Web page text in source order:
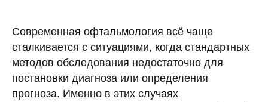
Современная офтальмология всё чаще
сталкивается с ситуациями, когда стандартных
методов обследования недостаточно для
постановки диагноза или определения
прогноза. Именно в этих случаях